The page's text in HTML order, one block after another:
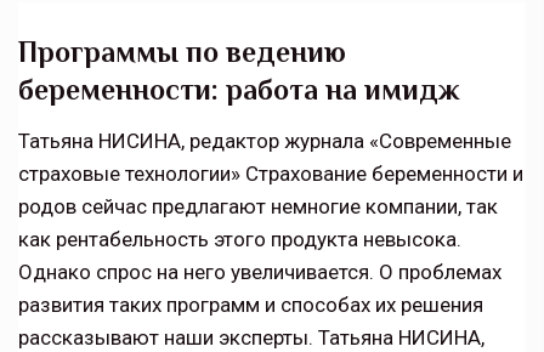
Программы по ведению
беременности: работа на имидж
Татьяна НИСИНА, редактор журнала «Современные
страховые технологии» Страхование беременности и
родов сейчас предлагают немногие компании, так
как рентабельность этого продукта невысока.
Однако спрос на него увеличивается. О проблемах
развития таких программ и способах их решения
рассказывают наши эксперты. Татьяна НИСИНА,